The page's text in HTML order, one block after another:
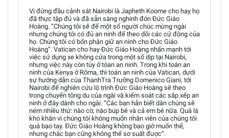
Vị đứng đầu cảnh sát Nairobi là Japheth Koome cho hay họ
đã thực tập đủ và đã sẵn sàng nghinh đón Đức Giáo
Hoàng. “Chúng tôi sẽ để một số người chúc mừng ngài
nhưng chúng tôi có đủ an ninh để theo dõi các cử động của
họ. Chúng tôi có bổn phận giữ an ninh cho Đức Giáo
Hoàng”. Vatican cho hay Đức Giáo Hoàng nhấn mạnh tới
việc sử dụng xe không cửa trong một số dịp tại Nairobi,
nhưng việc này còn tùy ở tóan an ninh. Trong khi toán an
ninh của Kenya ở Rôma, thì toán an ninh của Vatican, dưới
sự hướng dẫn của ThanhTra Trưởng Domenico Giani, tới
Nairobi để nghiên cứu lộ trình Đức Giáo Hoàng sẽ theo
trong chuyến tông du của ngài và kiểm soát các sắp xếp an
ninh ở đây dành cho ngài. “Các bạn hẳn biết dân chúng sẽ
ném nhiều thứ: nào cờ, nào búp bê và cả em bé nữa. Quả là
khó khăn vì chúng tôi không muốn nhân viên của chúng tôi
quá bạo tay. Đức Giáo Hoàng không bao giờ muốn thế,
nhưng chắc bạn cũng không thể sơ suất được”.